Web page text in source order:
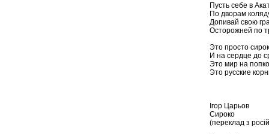
Пусть себе в
По дворам
Допивай свою
Осторожней по
Это просто
И на сердце до
Это мир на
Это русские
Ігор Царьов
Сироко
(переклад з